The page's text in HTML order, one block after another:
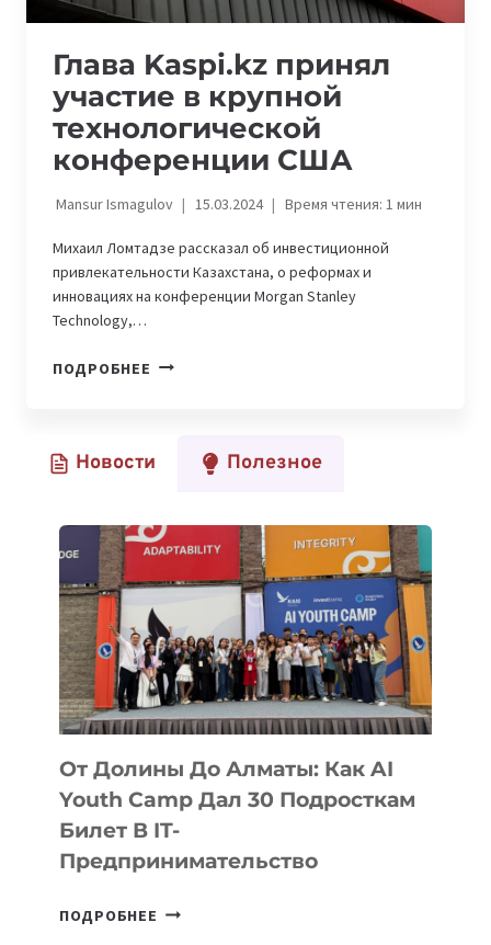
Глава Kaspi.kz принял
участие в крупной
технологической
конференции США
Mansur Ismagulov 15.03.2024 Время чтения: 1мин
Михаил Ломтадзе рассказал об инвестиционной
привлекательности Казахстана, о реформах и
инновациях на конференции Morgan Stanlеy
Technology,…
ПОДРОБНЕЕ ГЛАВА
В
КОНФЕРЕНЦИИ
Новости Полезное
От Долины До Алматы: Как AI
Youth Camp Дал 30 Подросткам
Билет В IT-
Предпринимательство
ПОДРОБНЕЕ ОТ